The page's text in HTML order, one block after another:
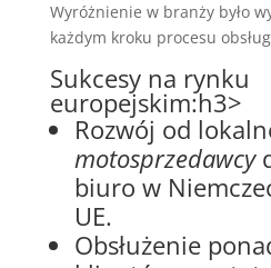
Wyróżnienie w branży było
każdym kroku procesu
Sukcesy na rynku
europejskim:h3>
Rozwój od
motosprzedawcy
biuro w
UE.
Obsłużenie